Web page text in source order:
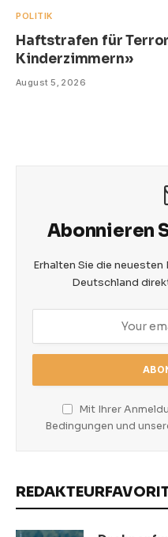
POLITIK
Haftstrafen für
Kinderzimmern»
August 5, 2026
Abonnieren
Erhalten Sie die
Deutschland
Mit Ihrer
Bedingungen und